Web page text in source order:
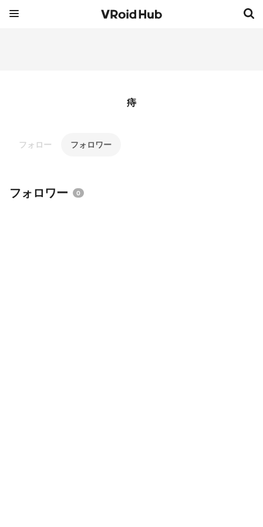
痔
フォロー フォロワー
フォロワー 0